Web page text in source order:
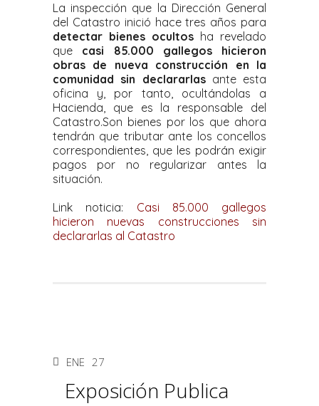
La inspección que la Dirección General
del Catastro inició hace tres años para
detectar bienes ocultos ha revelado
que casi 85.000 gallegos hicieron
obras de nueva construcción en la
comunidad sin declararlasante esta
oficina y, por tanto, ocultándolas a
Hacienda, que es la responsable del
Catastro.Son bienes por los que ahora
tendrán que tributar ante los concellos
correspondientes, que les podrán exigir
pagos por no regularizar antes la
situación.
Link noticia:
Casi 85.000 gallegos
hicieron nuevas construcciones sin
declararlas al Catastro
ENE 27
Exposición Publica